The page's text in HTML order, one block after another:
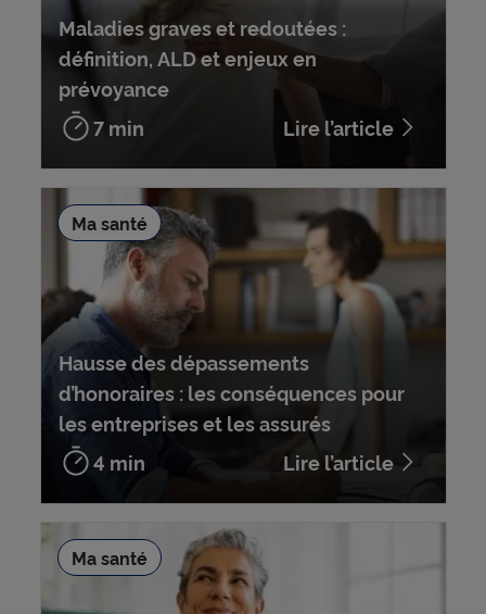
Maladies graves et redoutées :
définition, ALD et enjeux en
prévoyance
7 min
Lire l’article
Hausse des dépassements
d’honoraires : les conséquences pour
les entreprises et les assurés
4 min
Lire l’article
Ma santé
Ma santé